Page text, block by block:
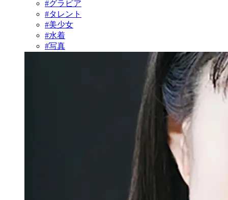
#グラビア
#タレント
#美少女
#水着
#写真